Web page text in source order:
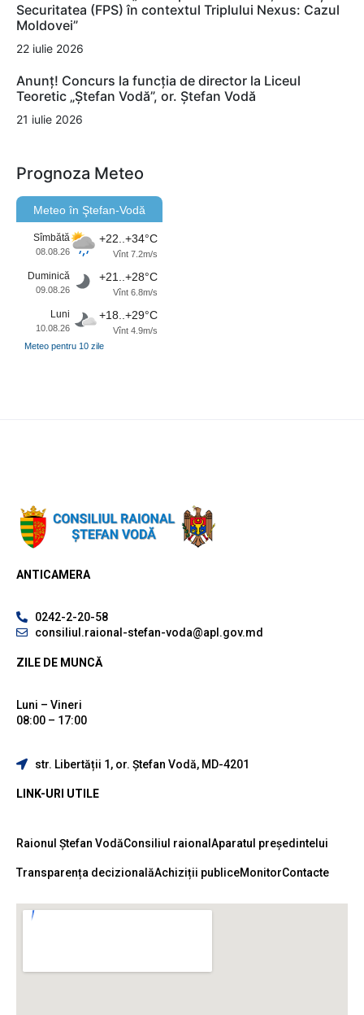
Securitatea (FPS) în contextul Triplului Nexus: Cazul
Moldovei”
22 iulie 2026
Anunț! Concurs la funcția de director la Liceul
Teoretic „Ștefan Vodă”, or. Ștefan Vodă
21 iulie 2026
Prognoza Meteo
Meteo în Ştefan-Vodă
Sîmbătă
08.08.26
+22..+34°C
Vînt 7.2m/s
Duminică
09.08.26
+21..+28°C
Vînt 6.8m/s
Luni
10.08.26
+18..+29°C
Vînt 4.9m/s
Meteo pentru 10 zile
ANTICAMERA
0242-2-20-58
consiliul.raional-stefan-voda@apl.gov.md
ZILE DE MUNCĂ
Luni – Vineri
08:00 – 17:00
str. Libertății 1, or. Ștefan Vodă, MD-4201
LINK-URI UTILE
Raionul Ștefan VodăConsiliul raional Aparatul președintelui
Transparența decizionalăAchiziții publiceMonitorContacte